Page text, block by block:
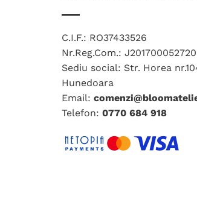
alese
în
pagina
C.I.F.: RO37433526
Nr.Reg.Com.:
Sediu social: Str. Horea
Hunedoara
Email:
Telefon: 0770 684 918